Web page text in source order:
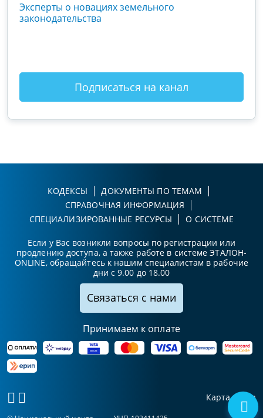
Эксперты о новациях земельного
законодательства
Подписаться на канал
КОДЕКСЫ
ДОКУМЕНТЫ ПО ТЕМАМ
СПРАВОЧНАЯ ИНФОРМАЦИЯ
СПЕЦИАЛИЗИРОВАННЫЕ РЕСУРСЫ
О СИСТЕМЕ
Если у Вас возникли вопросы по регистрации или
продлению доступа, а также работе в системе ЭТАЛОН-
ONLINE, обращайтесь к нашим специалистам в рабочие
дни с 9.00 до 18.00
Связаться с нами
Принимаем к оплате
Карта сайта